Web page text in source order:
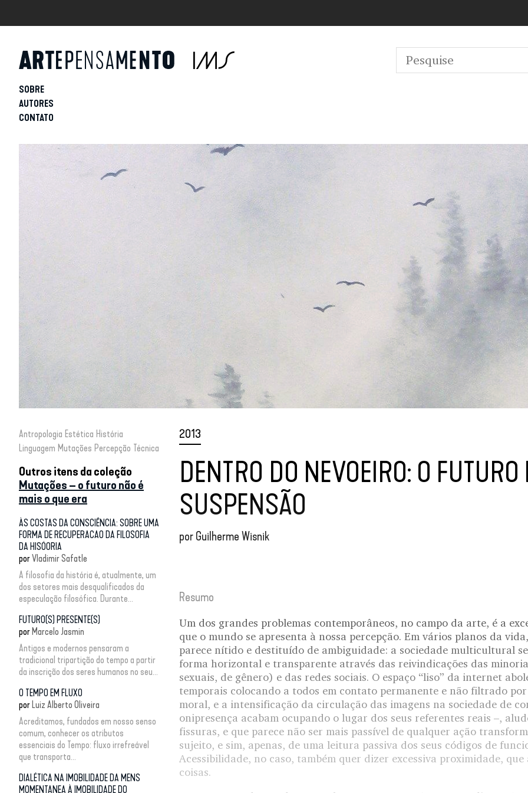
SOBRE
AUTORES
CONTATO
Antropologia Estética História
Linguagem Mutações Percepção Técnica
Outros itens da coleção
Mutações – o futuro não é
mais o que era
ÀS COSTAS DA CONSCIÊNCIA: SOBRE UMA
FORMA DE RECUPERACAO DA FILOSOFIA
DA HISÓORIA
porVladimir Safatle
A filosofia da história é, atualmente, um
dos setores mais desqualificados da
especulação filosófica. Durante...
FUTURO(S) PRESENTE(S)
por Marcelo Jasmin
Antigos e modernos pensaram a
tradicional tripartição do tempo a partir
da inscrição dos seres humanos no seu...
O TEMPO EM FLUXO
por Luiz Alberto Oliveira
Acreditamos, fundados em nosso senso
comum, conhecer os atributos
essenciais do Tempo: fluxo irrefreável
que transporta...
DIALÉTICA NA IMOBILIDADE DA MENS
MOMENTANEA À IMOBILIDADE DO
2013
DENTRO DO NEVOEIRO: O FUTURO
SUSPENSÃO
por Guilherme Wisnik
Resumo
Um dos grandes problemas contemporâneos, no campo da arte, é a
que o mundo se apresenta à nossa percepção. Em vários planos da
parece nítido e destituído de ambiguidade: a sociedade multicultural
forma horizontal e transparente através das reivindicações das
sexuais, de gênero) e das redes sociais. O espaço “liso” da internet
temporais colocando a todos em contato permanente e não filtrado
moral, e a intensificação da circulação das imagens na sociedade de
onipresença acabam ocupando o lugar dos seus referentes reais –,
fissuras, e que parece não ser mais passível de qualquer ação
sujeito, e sim, apenas, de uma leitura passiva dos seus códigos de
Acessibilidade, no caso, também quer dizer excessiva proximidade,
coisas.